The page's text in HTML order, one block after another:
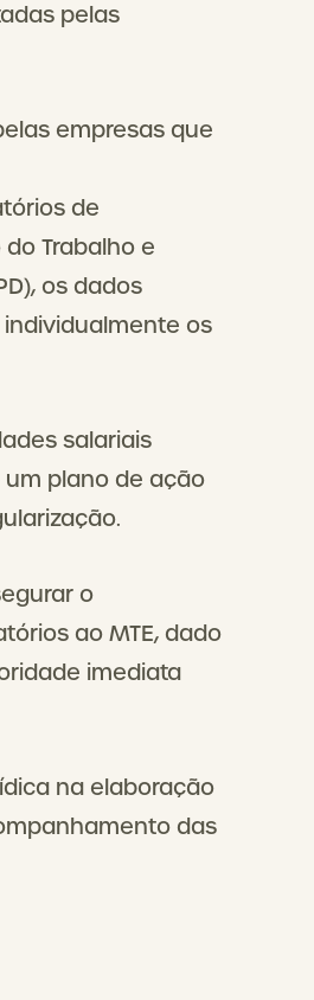
pelas
empresas que
de
Trabalho e
os dados
os
salariais
plano de ação
o
ao MTE, dado
imediata
na elaboração
das